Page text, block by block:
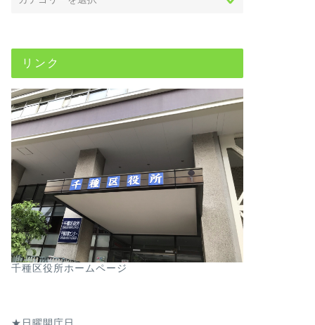
リンク
千種区役所ホームページ